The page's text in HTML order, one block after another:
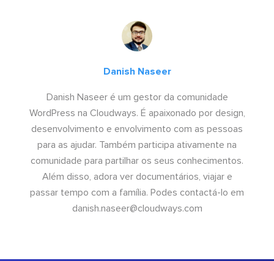
Danish Naseer
Danish Naseer é um gestor da comunidade
WordPress na Cloudways. É apaixonado por design,
desenvolvimento e envolvimento com as pessoas
para as ajudar. Também participa ativamente na
comunidade para partilhar os seus conhecimentos.
Além disso, adora ver documentários, viajar e
passar tempo com a família. Podes contactá-lo em
danish.naseer@cloudways.com